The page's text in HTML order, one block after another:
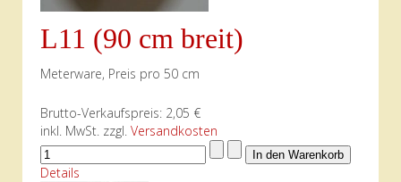
L11 (90 cm breit)
Meterware, Preis pro 50 cm
Brutto-Verkaufspreis: 2,05 €
inkl. MwSt. zzgl. Versandkosten
Details